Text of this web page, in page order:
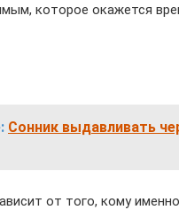
которое окажется
Сонник выдавливать
от того, кому